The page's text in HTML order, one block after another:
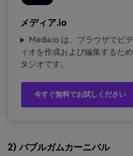
メディア.io
Media.io は、ブラウザでビ
ィオを作成および編集するた
タジオです。
今すぐ無料でお試しください
2) バブルガムカーニバル